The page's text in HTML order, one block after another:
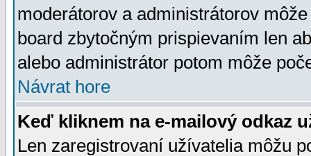
moderátorov a administrátorov
board zbytočným prispievaním len
alebo administrátor potom môže
Návrat hore
Keď kliknem na e-mailový odkaz
Len zaregistrovaní užívatelia môžu